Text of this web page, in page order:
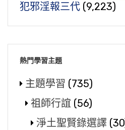
犯邪淫報三代 (9,223)
熱門學習主題
主題學習 (735)
祖師行誼 (56)
淨土聖賢錄選譯